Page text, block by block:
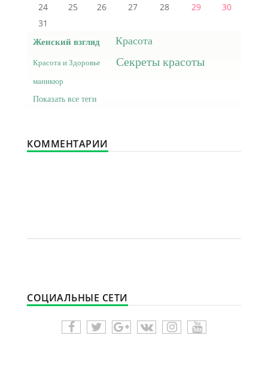
24
25 26 27 28 29
30
31
Женский взгляд Красота
Красота и Здоровье Секреты красоты
маникюр
Показать все теги
КОММЕНТАРИИ
СОЦИАЛЬНЫЕ СЕТИ